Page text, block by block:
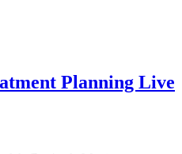
Planning Live